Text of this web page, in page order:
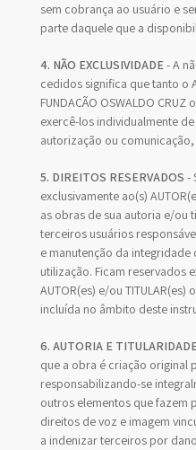
sem cobrança ao usuário e
parte daquele que a
4. NÃO EXCLUSIVIDADE- A
cedidos significa que tanto o
FUNDAÇÃO OSWALDO
exercê-los individualmente
autorização ou
5. DIREITOS RESERVADOS -
exclusivamente ao(s)
as obras de sua autoria e/ou
terceiros usuários
e manutenção da integridade
utilização. Ficam reservados
AUTOR(es) e/ou
incluída no âmbito deste
6. AUTORIA E
que a obra é criação original
responsabilizando-se
outros elementos que fazem
direitos de voz e imagem
a indenizar terceiros por